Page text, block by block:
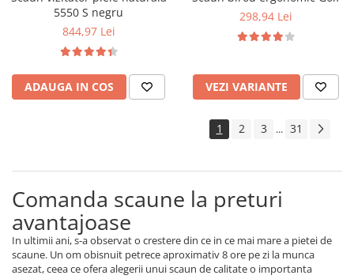
5550 S negru
844,97 Lei
ADAUGA IN COS
298,94 Lei
VEZI VARIANTE
1 2 3 ... 31
Comanda scaune la preturi
avantajoase
In ultimii ani, s-a observat o crestere din ce in ce mai mare a pietei de
scaune. Un om obisnuit petrece aproximativ 8 ore pe zi la munca
asezat, ceea ce ofera alegerii unui scaun de calitate o importanta